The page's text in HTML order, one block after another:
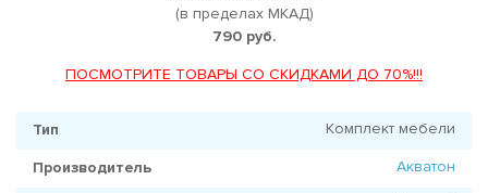
(в пределах МКАД)
790 руб.
ПОСМОТРИТЕ ТОВАРЫ СО СКИДКАМИ ДО 70%!!!
Тип Комплект мебели
Производитель Акватон